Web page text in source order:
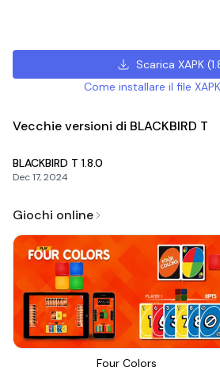
Scarica XAPK(
Come installare il file
Vecchie versioni di BLACKBIRD T
BLACKBIRD T 1.8.0
Dec 17, 2024
Giochi online
Four Colors